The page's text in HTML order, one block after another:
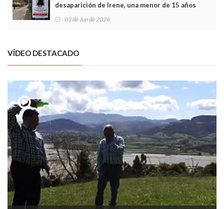
desaparición de Irene, una menor de 15 años
03 de Jun de 2026
VÍDEO DESTACADO